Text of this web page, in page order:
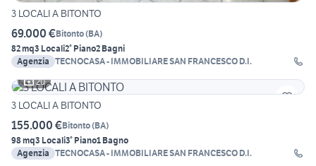
3 LOCALI A BITONTO
69.000 €Bitonto(BA)
82 mq3 Locali2° Piano2 Bagni
Agenzia TECNOCASA - IMMOBILIARE SAN FRANCESCO D.I.
20
3 LOCALI A BITONTO
155.000 €Bitonto(BA)
98 mq3 Locali3° Piano1 Bagno
Agenzia TECNOCASA - IMMOBILIARE SAN FRANCESCO D.I.